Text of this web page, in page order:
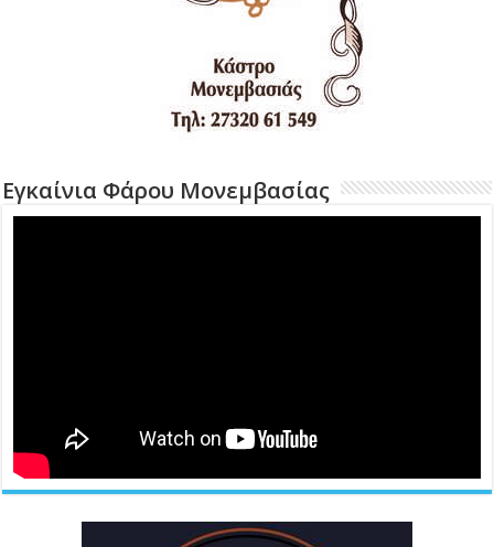
Εγκαίνια Φάρου Μονεμβασίας